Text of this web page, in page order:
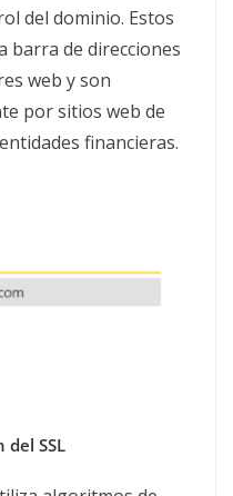
del dominio. Estos
barra de direcciones
web y son
por sitios web de
financieras.
SSL